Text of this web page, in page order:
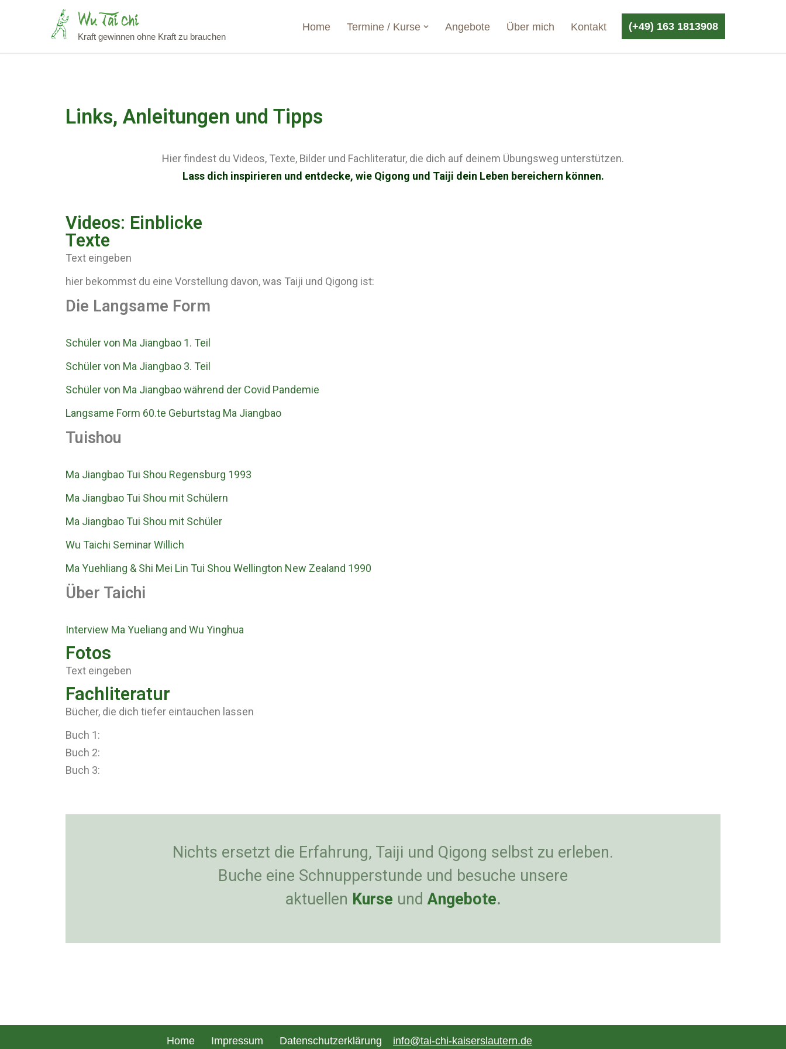
Kraft gewinnen ohne Kraft zu brauchen
Home Termine / Kurse Angebote Über mich Kontakt (+49) 163 1813908
Links, Anleitungen und Tipps
Hier findest du Videos, Texte, Bilder und Fachliteratur, die dich auf deinem Übungsweg unterstützen.
Lass dich inspirieren und entdecke, wie Qigong und Taiji dein Leben bereichern können.
Videos: Einblicke
Texte
Text eingeben
hier bekommst du eine Vorstellung davon, was Taiji und Qigong ist:
Die Langsame Form
Schüler von Ma Jiangbao 1. Teil
Schüler von Ma Jiangbao 3. Teil
Schüler von Ma Jiangbao während der Covid Pandemie
Langsame Form 60.te Geburtstag Ma Jiangbao
Tuishou
Ma Jiangbao Tui Shou Regensburg 1993
Ma Jiangbao Tui Shou mit Schülern
Ma Jiangbao Tui Shou mit Schüler
Wu Taichi Seminar Willich
Ma Yuehliang & Shi Mei Lin Tui Shou Wellington New Zealand 1990
Über Taichi
Interview Ma Yueliang and Wu Yinghua
Fotos
Text eingeben
Fachliteratur
Bücher, die dich tiefer eintauchen lassen
Buch 1:
Buch 2:
Buch 3:
Nichts ersetzt die Erfahrung, Taiji und Qigong selbst zu erleben.
Buche eine Schnupperstunde und besuche unsere
aktuellen Kurse undAngebote.
Home Impressum Datenschutzerklärung info@tai-chi-kaiserslautern.de